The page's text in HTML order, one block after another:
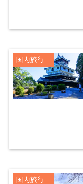
国内旅行
国内旅行